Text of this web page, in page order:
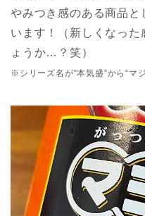
やみつき感のある商品
います！（新しくなった
ょうか…？笑）
※シリーズ名が“本気盛”から“マ